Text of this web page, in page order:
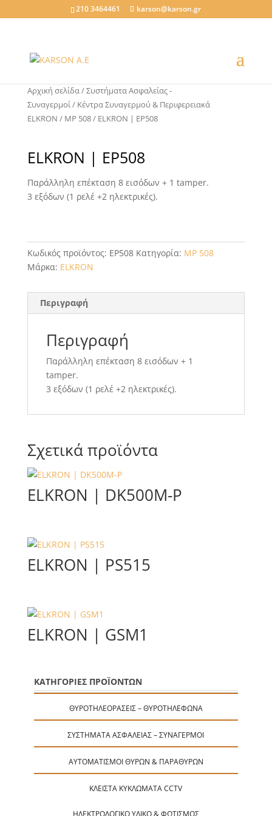
210 3464461 karson@karson.gr
Αρχική σελίδα/Συστήματα Ασφαλείας -
Συναγερμοί/ Κέντρα Συναγερμού & Περιφερειακά
ELKRON / MP 508/ ELKRON | EP508
ELKRON | EP508
Παράλληλη επέκταση 8 εισόδων + 1 tamper.
3 εξόδων (1 ρελέ +2 ηλεκτρικές).
Κωδικός προϊόντος: EP508 Κατηγορία: MP 508
Μάρκα: ELKRON
Περιγραφή
Περιγραφή
Παράλληλη επέκταση 8 εισόδων + 1
tamper.
3 εξόδων (1 ρελέ +2 ηλεκτρικές).
Σχετικά προϊόντα
ELKRON | DK500M-P
ELKRON | PS515
ELKRON | GSM1
ΚΑΤΗΓΟΡΙΕΣ ΠΡΟΪΟΝΤΩΝ
ΘΥΡΟΤΗΛΕΟΡΆΣΕΙΣ – ΘΥΡΟΤΗΛΈΦΩΝΑ
ΣΥΣΤΉΜΑΤΑ ΑΣΦΑΛΕΊΑΣ – ΣΥΝΑΓΕΡΜΟΊ
ΑΥΤΟΜΑΤΙΣΜΟΊ ΘΥΡΏΝ & ΠΑΡΑΘΎΡΩΝ
ΚΛΕΙΣΤΆ ΚΥΚΛΏΜΑΤΑ CCTV